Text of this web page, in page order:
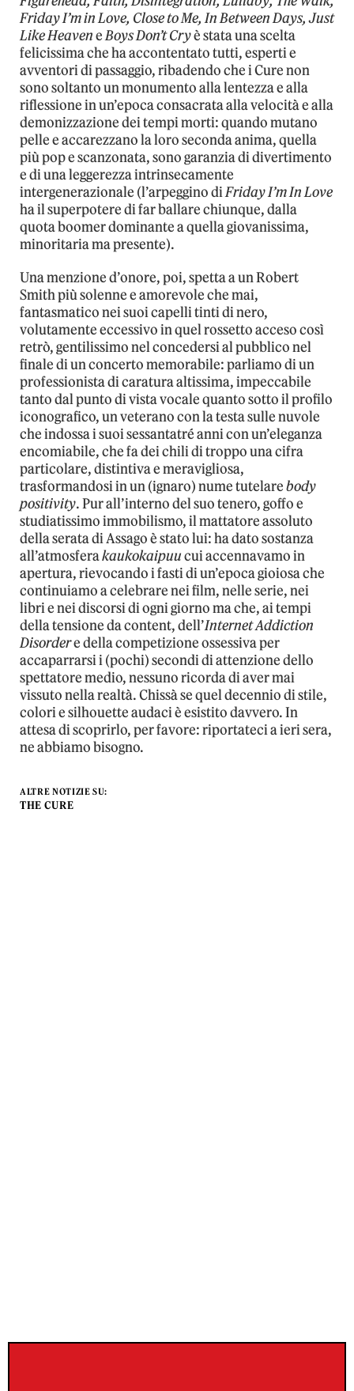
Friday I’m in Love, Close to Me, In Between Days, Just
Like HeaveneBoys Don’t Cryè stata una scelta
felicissima che ha accontentato tutti, esperti e
avventori di passaggio, ribadendo che i Cure non
sono soltanto un monumento alla lentezza e alla
riflessione in un’epoca consacrata alla velocità e alla
demonizzazione dei tempi morti: quando mutano
pelle e accarezzano la loro seconda anima, quella
più pop e scanzonata, sono garanzia di divertimento
e di una leggerezza intrinsecamente
intergenerazionale (l’arpeggino diFriday I’m In Love
ha il superpotere di far ballare chiunque, dalla
quota boomer dominante a quella giovanissima,
minoritaria ma presente).
Una menzione d’onore, poi, spetta a un Robert
Smith più solenne e amorevole che mai,
fantasmatico nei suoi capelli tinti di nero,
volutamente eccessivo in quel rossetto acceso così
retrò, gentilissimo nel concedersi al pubblico nel
finale di un concerto memorabile: parliamo di un
professionista di caratura altissima, impeccabile
tanto dal punto di vista vocale quanto sotto il profilo
iconografico, un veterano con la testa sulle nuvole
che indossa i suoi sessantatré anni con un’eleganza
encomiabile, che fa dei chili di troppo una cifra
particolare, distintiva e meravigliosa,
trasformandosi in un (ignaro) nume tutelarebody
positivity. Pur all’interno del suo tenero, goffo e
studiatissimo immobilismo, il mattatore assoluto
della serata di Assago è stato lui: ha dato sostanza
all’atmosferakaukokaipuucui accennavamo in
apertura, rievocando i fasti di un’epoca gioiosa che
continuiamo a celebrare nei film, nelle serie, nei
libri e nei discorsi di ogni giorno ma che, ai tempi
della tensione da content, dell’Internet Addiction
Disordere della competizione ossessiva per
accaparrarsi i (pochi) secondi di attenzione dello
spettatore medio, nessuno ricorda di aver mai
vissuto nella realtà. Chissà se quel decennio di stile,
colori e silhouette audaci è esistito davvero. In
attesa di scoprirlo, per favore: riportateci a ieri sera,
ne abbiamo bisogno.
ALTRE NOTIZIE SU:
THE CURE